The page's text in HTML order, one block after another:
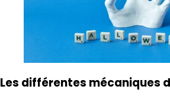
Les différentes mécaniques